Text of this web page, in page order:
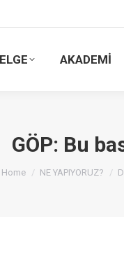
AKADEMİ
GÖP: Bu
You are here:
Home NE YAPIYORUZ?